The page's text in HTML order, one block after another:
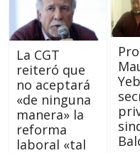
La CGT
reiteró que
no aceptará
«de ninguna
manera» la
reforma
laboral «tal